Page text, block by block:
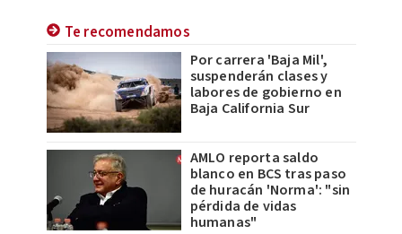
Te recomendamos
Por carrera 'Baja Mil',
suspenderán clases y
labores de gobierno en
Baja California Sur
AMLO reporta saldo
blanco en BCS tras paso
de huracán 'Norma': "sin
pérdida de vidas
humanas"